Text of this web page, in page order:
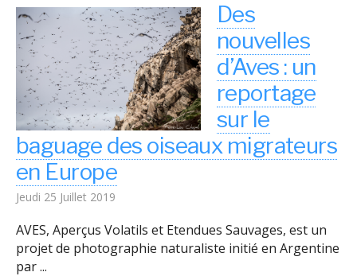
Des
nouvelles
d’Aves : un
reportage
sur le
baguage des oiseaux migrateurs
en Europe
Jeudi 25 Juillet 2019
AVES, Aperçus Volatils et Etendues Sauvages, est un
projet de photographie naturaliste initié en Argentine
par ...